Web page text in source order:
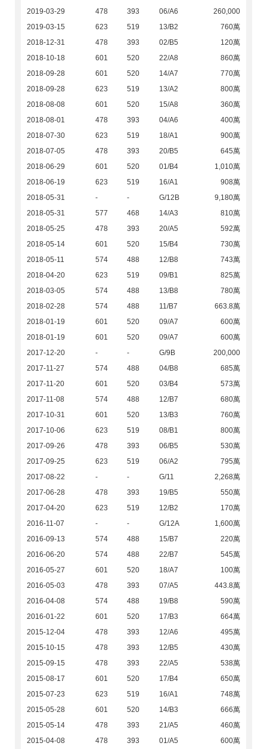
2019-03-29
478 393 06/A6
260,000
2019-03-15
623 519 13/B2
760萬
2018-12-31
478 393 02/B5
120萬
2018-10-18
601 520 22/A8
860萬
2018-09-28
601 520 14/A7
770萬
2018-09-28
623 519 13/A2
800萬
2018-08-08
601 520 15/A8
360萬
2018-08-01
478 393 04/A6
400萬
2018-07-30
623 519 18/A1
900萬
2018-07-05
478 393 20/B5
645萬
2018-06-29
601 520 01/B4
1,010萬
2018-06-19
623 519 16/A1
908萬
2018-05-31
- - G/12B
9,180萬
2018-05-31
577 468 14/A3
810萬
2018-05-25
478 393 20/A5
592萬
2018-05-14
601 520 15/B4
730萬
2018-05-11
574 488 12/B8
743萬
2018-04-20
623 519 09/B1
825萬
2018-03-05
574 488 13/B8
780萬
2018-02-28
574 488 11/B7
663.8萬
2018-01-19
601 520 09/A7
600萬
2018-01-19
601 520 09/A7
600萬
2017-12-20
- - G/9B
200,000
2017-11-27
574 488 04/B8
685萬
2017-11-20
601 520 03/B4
573萬
2017-11-08
574 488 12/B7
680萬
2017-10-31
601 520 13/B3
760萬
2017-10-06
623 519 08/B1
800萬
2017-09-26
478 393 06/B5
530萬
2017-09-25
623 519 06/A2
795萬
2017-08-22
- - G/11
2,268萬
2017-06-28
478 393 19/B5
550萬
2017-04-20
623 519 12/B2
170萬
2016-11-07
- - G/12A
1,600萬
2016-09-13
574 488 15/B7
220萬
2016-06-20
574 488 22/B7
545萬
2016-05-27
601 520 18/A7
100萬
2016-05-03
478 393 07/A5
443.8萬
2016-04-08
574 488 19/B8
590萬
2016-01-22
601 520 17/B3
664萬
2015-12-04
478 393 12/A6
495萬
2015-10-15
478 393 12/B5
430萬
2015-09-15
478 393 22/A5
538萬
2015-08-17
601 520 17/B4
650萬
2015-07-23
623 519 16/A1
748萬
2015-05-28
601 520 14/B3
666萬
2015-05-14
478 393 21/A5
460萬
2015-04-08
478 393 01/A5
600萬